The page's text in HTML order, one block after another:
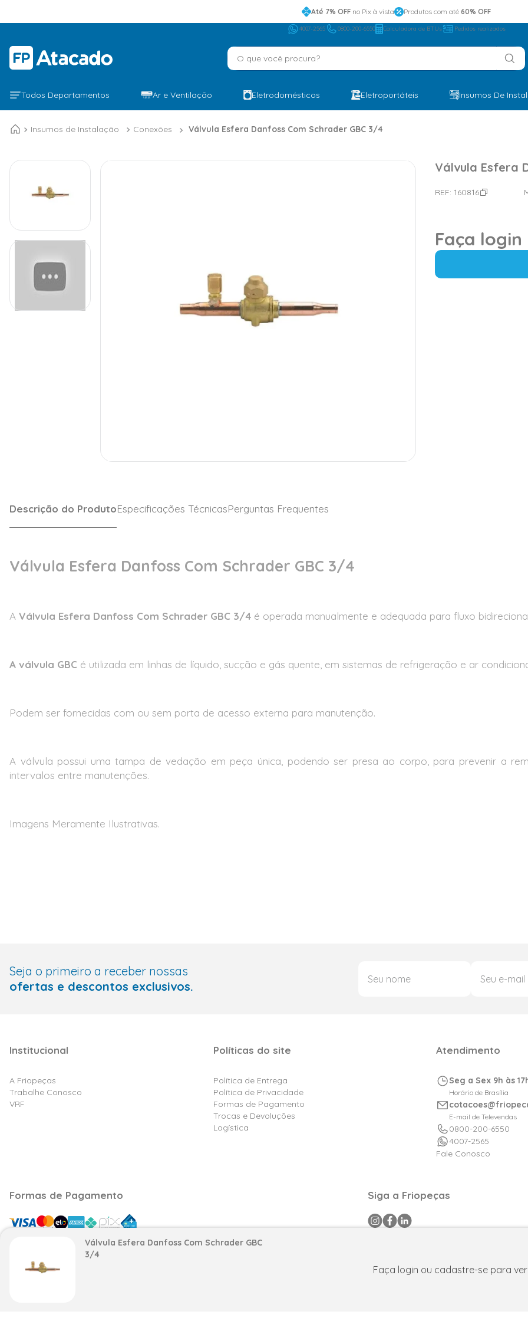
Até 7% OFFno Pix à vista Produtos com até 60% OFF
4007-2565 0800-200-6550 Calculadora de BTUs Pedidos realizados
O que você procura?
Todos Departamentos Ar e Ventilação Eletrodomésticos Eletroportáteis Insumos De
Insumos de Instalação Conexões Válvula Esfera Danfoss Com Schrader GBC 3/4
Válvula Esfera
REF: 160816
Faça
Descrição do ProdutoEspecificações TécnicasPerguntas Frequentes
Válvula Esfera Danfoss Com Schrader GBC 3/4
A Válvula Esfera Danfoss Com Schrader GBC 3/4 é operada manualmente e adequada para fluxo
A válvula GBC é utilizada em linhas de líquido, sucção e gás quente, em sistemas de refrigeração e ar
Podem ser fornecidas com ou sem porta de acesso externa para manutenção.
A válvula possui uma tampa de vedação em peça única, podendo ser presa ao corpo, para prevenir a
intervalos entre manutenções.
Imagens Meramente Ilustrativas.
Válvula Esfera Danfoss Com Schrader GBC
3/4
Faça login ou cadastre-se para
Seja o primeiro a receber nossas
ofertas e descontos exclusivos.
Institucional
A Friopeças
Trabalhe Conosco
VRF
Políticas do site
Política de Entrega
Política de Privacidade
Formas de Pagamento
Trocas e Devoluções
Logística
Atendimento
Seg a Sex 9h às
Horário de Brasília
E-mail de Televendas
0800-200-6550
4007-2565
Fale Conosco
Formas de Pagamento Siga a Friopeças
Razão Social: Friovix Comércio de Refrigeração Ltda CNPJ: 09.316.105/0001-29 .Todos os direitos reservados © 2025.
FPAtacado é uma marca do Grupo Friopeças.